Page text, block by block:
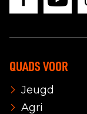
QUADS VOOR
Jeugd
Agri